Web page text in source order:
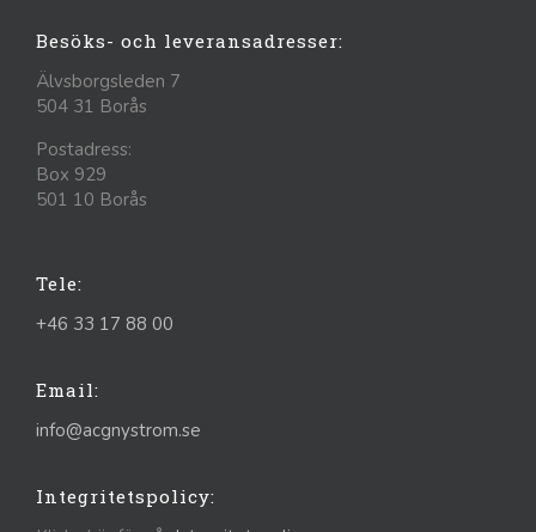
Besöks- och leveransadresser:
Älvsborgsleden 7
504 31 Borås
Postadress:
Box 929
501 10 Borås
Tele:
+46 33 17 88 00
Email:
info@acgnystrom.se
Integritetspolicy: